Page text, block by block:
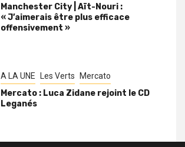
Manchester City | Aït-Nouri :
« J’aimerais être plus efficace
offensivement »
A LA UNE Les Verts Mercato
Mercato : Luca Zidane rejoint le CD
Leganés